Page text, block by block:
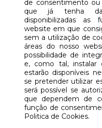
de consentimento
que já tenha
disponibilizadas as
website em que
sem a utilização de
áreas do nosso
possibilidade de
e, como tal, instalar
estarão disponíveis
se pretender utilizar
será possível se
que dependem de
função de
Politica de Cookies.